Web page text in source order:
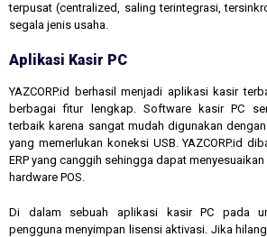
terpusat (centralized, saling terintegrasi,
segala jenis usaha.
Aplikasi Kasir PC
YAZCORP.id berhasil menjadi aplikasi kasir
berbagai fitur lengkap. Software kasir PC
terbaik karena sangat mudah digunakan
yang memerlukan koneksi USB. YAZCORP.id
ERP yang canggih sehingga dapat
hardware POS.
Di dalam sebuah aplikasi kasir PC pada
pengguna menyimpan lisensi aktivasi. Jika